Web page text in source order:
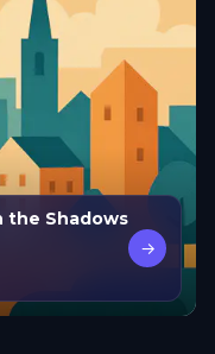
the Shadows
→